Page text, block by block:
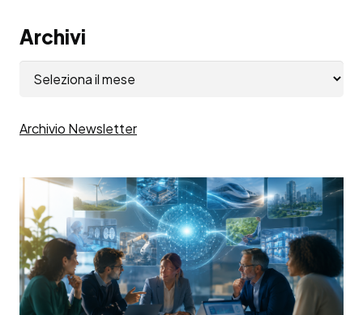
Archivi
Archivio Newsletter